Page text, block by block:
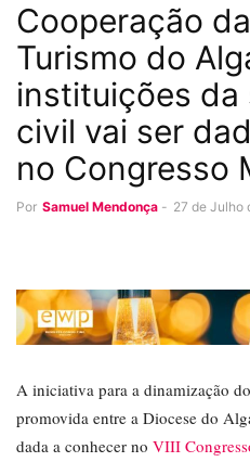
Cooperação
Turismo do
instituições da
civil vai ser
no Congresso
Por Samuel Mendonça - 27 de Julho
A iniciativa para a dinamização
promovida entre a Diocese do
dada a conhecer no VIII